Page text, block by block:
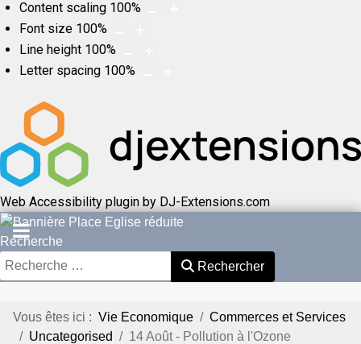
Content scaling 100%
Font size 100%
Line height 100%
Letter spacing 100%
Web Accessibility plugin by DJ-Extensions.com
Recherche
Rechercher
Vous êtes ici : Vie Economique
Commerces et Services
Uncategorised
14 Août - Pollution à l'Ozone